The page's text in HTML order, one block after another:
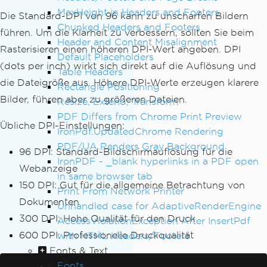
MaxHeight in Headers and Footers
Chunked Headers and Footers
Header and Content Misalignment
Default Placeholders
Table Headers
Rectangle Positioning
Resize, Extend, Transform
PDF Differs from Chrome Print Preview
IronPdf.UpdatedChrome Rendering
PDF/UA Renders Gray Background
IronPDF - _blank hyperlinks in a PDF open
in same browser tab
Print From Network Printer
Unhandled case for AdaptiveRenderEngine
AccessViolationException After InsertPdf
with HTML Headers/Footers
Fonts & Text
Die Standard-DPI von 96 kann zu unscharfen Bildern
führen. Um die Klarheit zu verbessern, sollten Sie beim
Rasterisieren einen höheren DPI-Wert angeben. DPI
(dots per inch) wirkt sich direkt auf die Auflösung und
die Dateigröße aus. Höhere DPI-Werte erzeugen klarere
Bilder, führen aber zu größeren Dateien.
Übliche DPI-Einstellungen:
96 DPI: Standard-Bildschirmauflösung für die
Webanzeige
150 DPI: Gut für die allgemeine Betrachtung von
Dokumenten
300 DPI: Hohe Qualität für den Druck
600 DPI: Professionelle Druckqualität